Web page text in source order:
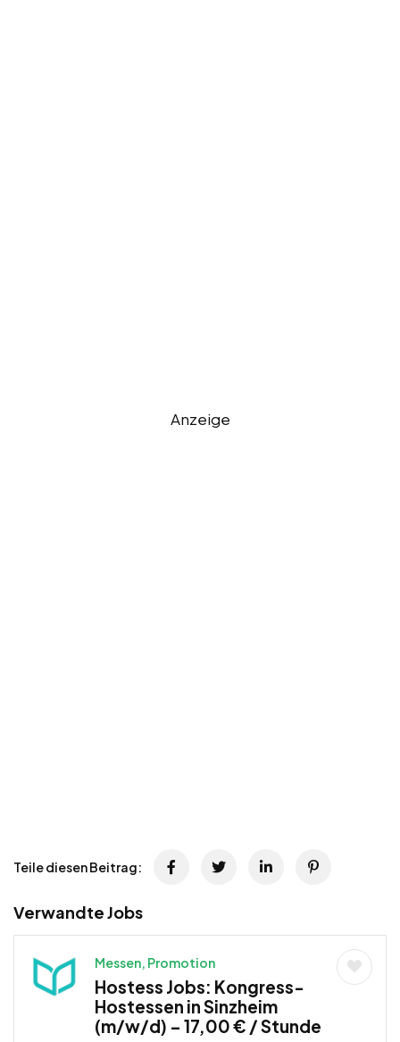
Anzeige
Teile diesen Beitrag:
Verwandte Jobs
Messen, Promotion
Hostess Jobs: Kongress-
Hostessen in Sinzheim
(m/w/d) – 17,00 € / Stunde